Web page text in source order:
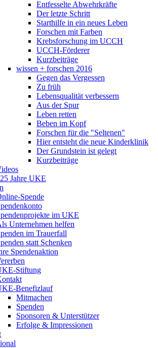
Entfesselte Abwehrkräfte
Der letzte Schritt
Starthilfe in ein neues Leben
Forschen mit Farben
Krebsforschung im UCCH
UCCH-Förderer
Kurzbeiträge
wissen + forschen 2016
Gegen das Vergessen
Zu früh
Lebensqualität verbessern
Aus der Spur
Leben retten
Beben im Kopf
Forschen für die "Seltenen"
Hier entsteht die neue Kinderklinik
Der Grundstein ist gelegt
Kurzbeiträge
Jahre UKE
Spende
im UKE
Unternehmen helfen
im Trauerfall
statt Schenken
Spendenaktion
Stiftung
Benefizlauf
Mitmachen
Spenden
Sponsoren & Unterstützer
Erfolge & Impressionen